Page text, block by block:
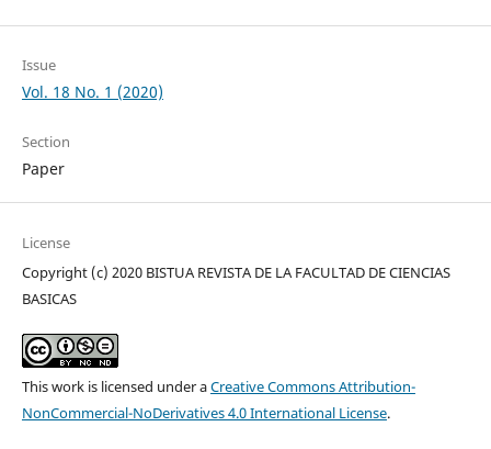
Issue
Vol. 18 No. 1 (2020)
Section
Paper
License
Copyright (c) 2020 BISTUA REVISTA DE LA FACULTAD DE CIENCIAS
BASICAS
This work is licensed under aCreative Commons Attribution-
NonCommercial-NoDerivatives 4.0 International License.